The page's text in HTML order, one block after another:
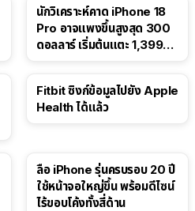
นักวิเคราะห์คาด iPhone 18
Pro อาจแพงขึ้นสูงสุด 300
ดอลลาร์ เริ่มต้นแตะ 1,399
Fitbit ซิงก์ข้อมูลไปยัง Apple
Health ได้แล้ว
ลือ iPhone รุ่นครบรอบ 20 ปี
ใช้หน้าจอใหญ่ขึ้น พร้อมดีไซน์
ไร้ขอบโค้งทั้งสี่ด้าน